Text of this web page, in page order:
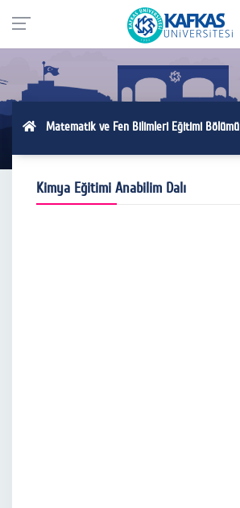
Matematik ve Fen Bilimleri Eğitimi Bölümü
Kimya Eğitimi Anabilim Dalı